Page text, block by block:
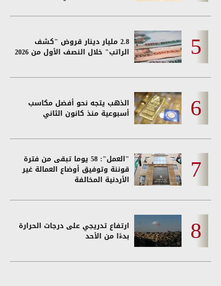
2.8 مليار دينار قروض "كشف
الراتب" خلال النصف الأول من 2026
الذهب يتجه نحو أفضل مكاسب
أسبوعية منذ كانون الثاني
"العمل": 58 يوما تبقى من فترة
قوننة وتوفيق أوضاع العمالة غير
الأردنية المخالفة
ارتفاع تدريجي على درجات الحرارة
بدءًا من الأحد